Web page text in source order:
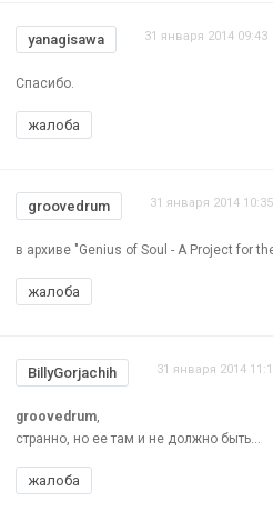
yanagisawa 31 января 2014 09:43
Спасибо.
жалоба
groovedrum 31 января 2014 10:35
в архиве "Genius of Soul - A Project for
жалоба
BillyGorjachih 31 января 2014
groovedrum,
странно, но ее там и не должно быть...
жалоба